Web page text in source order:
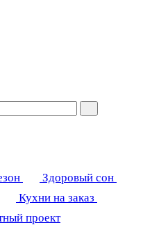
Здоровый сон
Кухни на заказ
проект